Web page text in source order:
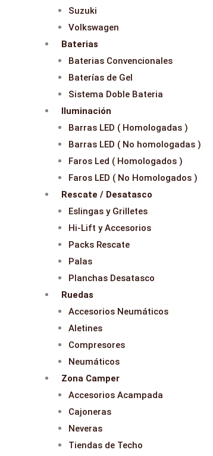
Suzuki
Volkswagen
Baterias
Baterias Convencionales
Baterías de Gel
Sistema Doble Bateria
Iluminación
Barras LED ( Homologadas )
Barras LED ( No homologadas )
Faros Led ( Homologados )
Faros LED ( No Homologados )
Rescate / Desatasco
Eslingas y Grilletes
Hi-Lift y Accesorios
Packs Rescate
Palas
Planchas Desatasco
Ruedas
Accesorios Neumáticos
Aletines
Compresores
Neumáticos
Zona Camper
Accesorios Acampada
Cajoneras
Neveras
Tiendas de Techo